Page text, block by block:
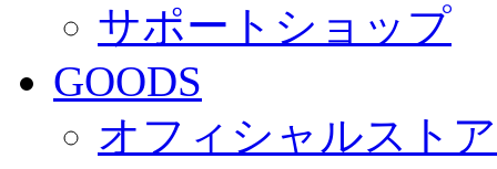
サポートショップ
GOODS
オフィシャルスト